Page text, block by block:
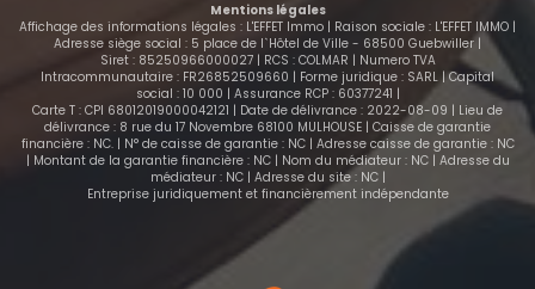
Mentions légales
Affichage des informations légales : L'EFFET Immo | Raison sociale : L'EFFET IMMO |
Adresse siège social : 5 place de l`Hôtel de Ville - 68500 Guebwiller |
Siret : 85250966000027 | RCS : COLMAR | Numero TVA
Intracommunautaire : FR26852509660 | Forme juridique : SARL | Capital
social : 10 000 | Assurance RCP : 60377241 |
Carte T : CPI 68012019000042121 | Date de délivrance : 2022-08-09 | Lieu de
délivrance : 8 rue du 17 Novembre 68100 MULHOUSE | Caisse de garantie
financière : NC. | N° de caisse de garantie : NC | Adresse caisse de garantie : NC
| Montant de la garantie financière : NC | Nom du médiateur : NC | Adresse du
médiateur : NC | Adresse du site : NC |
Entreprise juridiquement et financièrement indépendante